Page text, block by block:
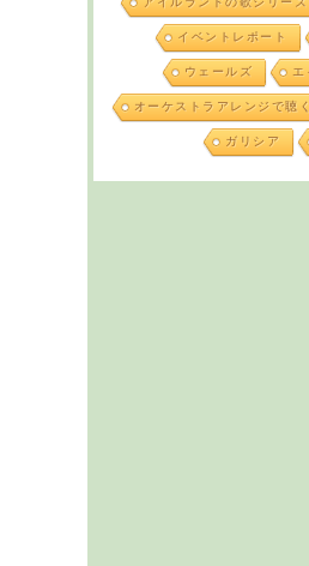
イベントレポート
ウェールズ エ
オーケストラアレンジで聴
ガリシア